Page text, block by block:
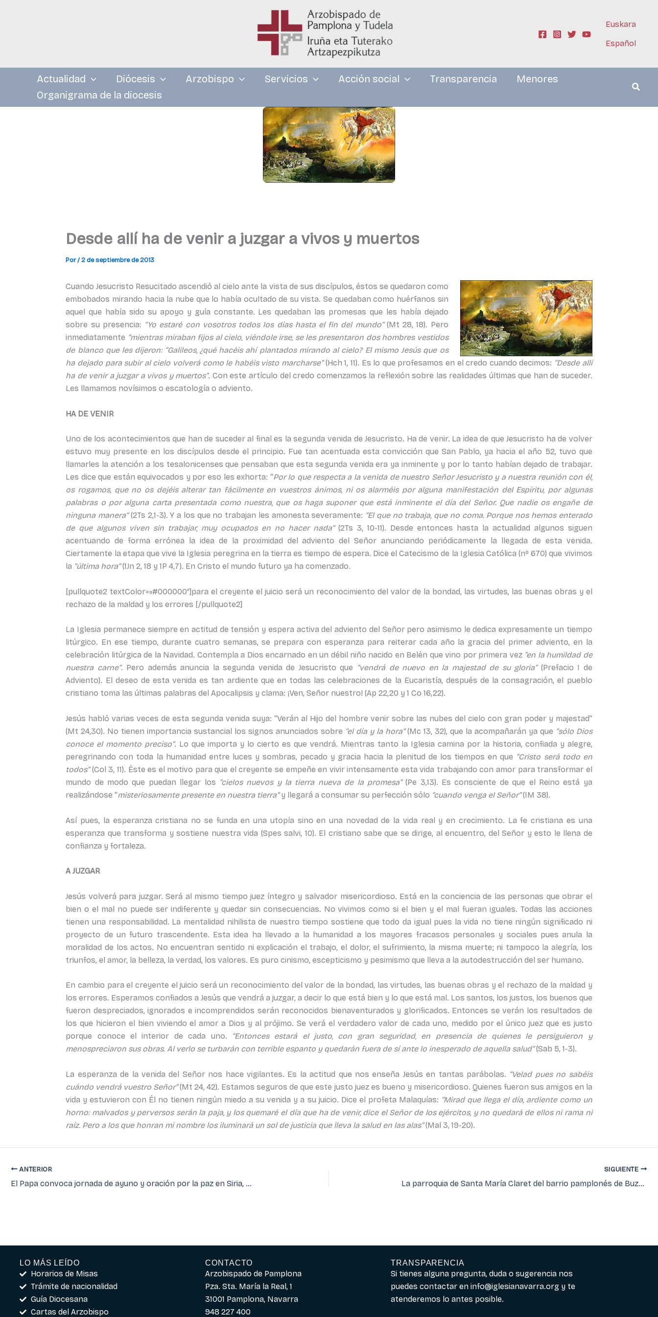
Euskara
Español
Actualidad Diócesis Arzobispo Servicios Acción social Transparencia
Menores
Organigrama de la diocesis
Desde allí ha de venir a juzgar a vivos y muertos
Por/2 de septiembre de 2013
Cuando Jesucristo Resucitado ascendió al cielo ante la vista de sus discípulos, éstos se quedaron como
embobados mirando hacia la nube que lo había ocultado de su vista. Se quedaban como huérfanos sin
aquel que había sido su apoyo y guía constante. Les quedaban las promesas que les había dejado
sobre su presencia: “Yo estaré con vosotros todos los días hasta el fin del mundo”(Mt 28, 18). Pero
inmediatamente “mientras miraban fijos al cielo, viéndole irse, se les presentaron dos hombres vestidos
de blanco que les dijeron: “Galileos, ¿qué hacéis ahí plantados mirando al cielo? El mismo Jesús que os
ha dejado para subir al cielo volverá como le habéis visto marcharse”(Hch 1, 11). Es lo que profesamos en el credo cuando decimos: “Desde allí
ha de venir a juzgar a vivos y muertos”. Con este artículo del credo comenzamos la reflexión sobre las realidades últimas que han de suceder.
Les llamamos novísimos o escatología o adviento.
HA DE VENIR
Uno de los acontecimientos que han de suceder al final es la segunda venida de Jesucristo. Ha de venir. La idea de que Jesucristo ha de volver
estuvo muy presente en los discípulos desde el principio. Fue tan acentuada esta convicción que San Pablo, ya hacia el año 52, tuvo que
llamarles la atención a los tesalonicenses que pensaban que esta segunda venida era ya inminente y por lo tanto habían dejado de trabajar.
Les dice que están equivocados y por eso les exhorta: “Por lo que respecta a la venida de nuestro Señor Jesucristo y a nuestra reunión con él,
os rogamos, que no os dejéis alterar tan fácilmente en vuestros ánimos, ni os alarméis por alguna manifestación del Espíritu, por algunas
palabras o por alguna carta presentada como nuestra, que os haga suponer que está inminente el día del Señor. Que nadie os engañe de
ninguna manera”(2Ts 2,1-3). Y a los que no trabajan les amonesta severamente: “El que no trabaja, que no coma. Porque nos hemos enterado
de que algunos viven sin trabajar, muy ocupados en no hacer nada”(2Ts 3, 10-11). Desde entonces hasta la actualidad algunos siguen
acentuando de forma errónea la idea de la proximidad del adviento del Señor anunciando periódicamente la llegada de esta venida.
Ciertamente la etapa que vive la Iglesia peregrina en la tierra es tiempo de espera. Dice el Catecismo de la Iglesia Católica (nº 670) que vivimos
la “última hora”(1Jn 2, 18 y 1P 4,7). En Cristo el mundo futuro ya ha comenzado.
[pullquote2 textColor=»#000000″]para el creyente el juicio será un reconocimiento del valor de la bondad, las virtudes, las buenas obras y el
rechazo de la maldad y los errores [/pullquote2]
La Iglesia permanece siempre en actitud de tensión y espera activa del adviento del Señor pero asimismo le dedica expresamente un tiempo
litúrgico. En ese tiempo, durante cuatro semanas, se prepara con esperanza para reiterar cada año la gracia del primer adviento, en la
celebración litúrgica de la Navidad. Contempla a Dios encarnado en un débil niño nacido en Belén que vino por primera vez “en la humildad de
nuestra carne”. Pero además anuncia la segunda venida de Jesucristo que “vendrá de nuevo en la majestad de su gloria”(Prefacio I de
Adviento). El deseo de esta venida es tan ardiente que en todas las celebraciones de la Eucaristía, después de la consagración, el pueblo
cristiano toma las últimas palabras del Apocalipsis y clama: ¡Ven, Señor nuestro! (Ap 22,20 y 1 Co 16,22).
Jesús habló varias veces de esta segunda venida suya: “Verán al Hijo del hombre venir sobre las nubes del cielo con gran poder y majestad”
(Mt 24,30). No tienen importancia sustancial los signos anunciados sobre “el día y la hora”(Mc 13, 32), que la acompañarán ya que “sólo Dios
conoce el momento preciso”. Lo que importa y lo cierto es que vendrá. Mientras tanto la Iglesia camina por la historia, confiada y alegre,
peregrinando con toda la humanidad entre luces y sombras, pecado y gracia hacia la plenitud de los tiempos en que “Cristo será todo en
todos”(Col 3, 11). Éste es el motivo para que el creyente se empeñe en vivir intensamente esta vida trabajando con amor para transformar el
mundo de modo que puedan llegar los “cielos nuevos y la tierra nueva de la promesa”(Pe 3,13). Es consciente de que el Reino está ya
realizándose “misteriosamente presente en nuestra tierra”y llegará a consumar su perfección sólo “cuando venga el Señor”(IM 38).
Así pues, la esperanza cristiana no se funda en una utopía sino en una novedad de la vida real y en crecimiento. La fe cristiana es una
esperanza que transforma y sostiene nuestra vida (Spes salvi, 10). El cristiano sabe que se dirige, al encuentro, del Señor y esto le llena de
confianza y fortaleza.
A JUZGAR
Jesús volverá para juzgar. Será al mismo tiempo juez íntegro y salvador misericordioso. Está en la conciencia de las personas que obrar el
bien o el mal no puede ser indiferente y quedar sin consecuencias. No vivimos como si el bien y el mal fueran iguales. Todas las acciones
tienen una responsabilidad. La mentalidad nihilista de nuestro tiempo sostiene que todo da igual pues la vida no tiene ningún significado ni
proyecto de un futuro trascendente. Esta idea ha llevado a la humanidad a los mayores fracasos personales y sociales pues anula la
moralidad de los actos. No encuentran sentido ni explicación el trabajo, el dolor, el sufrimiento, la misma muerte; ni tampoco la alegría, los
triunfos, el amor, la belleza, la verdad, los valores. Es puro cinismo, escepticismo y pesimismo que lleva a la autodestrucción del ser humano.
En cambio para el creyente el juicio será un reconocimiento del valor de la bondad, las virtudes, las buenas obras y el rechazo de la maldad y
los errores. Esperamos confiados a Jesús que vendrá a juzgar, a decir lo que está bien y lo que está mal. Los santos, los justos, los buenos que
fueron despreciados, ignorados e incomprendidos serán reconocidos bienaventurados y glorificados. Entonces se verán los resultados de
los que hicieron el bien viviendo el amor a Dios y al prójimo. Se verá el verdadero valor de cada uno, medido por el único juez que es justo
porque conoce el interior de cada uno.
“Entonces estará el justo, con gran seguridad, en presencia de quienes le persiguieron y
menospreciaron sus obras. Al verlo se turbarán con terrible espanto y quedarán fuera de sí ante lo inesperado de aquella salud”(Sab 5, 1-3).
La esperanza de la venida del Señor nos hace vigilantes. Es la actitud que nos enseña Jesús en tantas parábolas. “Velad pues no sabéis
cuándo vendrá vuestro Señor”(Mt 24, 42). Estamos seguros de que este justo juez es bueno y misericordioso. Quienes fueron sus amigos en la
vida y estuvieron con Él no tienen ningún miedo a su venida y a su juicio. Dice el profeta Malaquías: “Mirad que llega el día, ardiente como un
horno: malvados y perversos serán la paja, y los quemaré el día que ha de venir, dice el Señor de los ejércitos, y no quedará de ellos ni rama ni
raíz. Pero a los que honran mi nombre los iluminará un sol de justicia que lleva la salud en las alas”(Mal 3, 19-20).
ANTERIOR
El Papa convoca jornada de ayuno y oración por la paz en Siria, Medio Oriente y el mundo
SIGUIENTE
La parroquia de Santa María Claret del barrio pamplonés de Buztintxuri cierra sus puertas para trasladarse a unas bajeras en el centro del barrio
LO MÁS LEÍDO
Horarios de Misas
Trámite de nacionalidad
Guía Diocesana
Cartas del Arzobispo
CONTACTO
Arzobispado de Pamplona
Pza. Sta. María la Real, 1
31001 Pamplona, Navarra
948 227 400
TRANSPARENCIA
Si tienes alguna pregunta, duda o sugerencia nos
puedes contactar eninfo@iglesianavarra.org y te
atenderemos lo antes posible.